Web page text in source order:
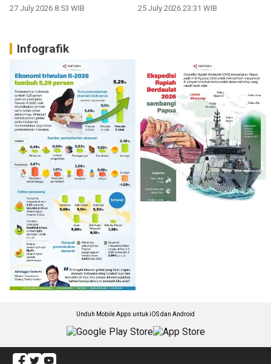
27 July 2026 8:53 WIB 25 July 2026 23:31 WIB
Infografik
Unduh Mobile Apps untuk iOS dan Android